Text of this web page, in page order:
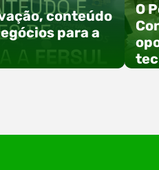
conteúdo
para a
O